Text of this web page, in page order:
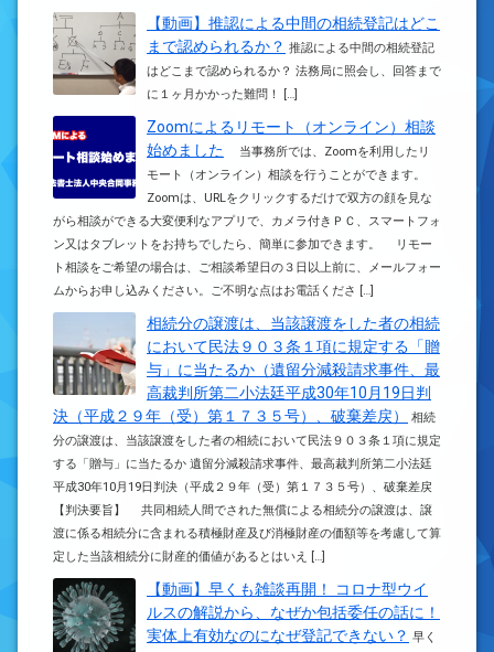
【動画】推認による中間の相続登記はどこ
まで認められるか？ 推認による中間の相続登記
はどこまで認められるか？ 法務局に照会し、回答まで
に１ヶ月かかった難問！ […]
Zoomによるリモート（オンライン）相談
始めました
当事務所では、Zoomを利用したリ
モート（オンライン）相談を行うことができます。
Zoomは、URLをクリックするだけで双方の顔を見な
がら相談ができる大変便利なアプリで、カメラ付きＰＣ、スマートフォ
ン又はタブレットをお持ちでしたら、簡単に参加できます。 リモー
ト相談をご希望の場合は、ご相談希望日の３日以上前に、メールフォー
ムからお申し込みください。ご不明な点はお電話くださ […]
相続分の譲渡は、当該譲渡をした者の相続
において民法９０３条１項に規定する「贈
与」に当たるか（遺留分減殺請求事件、最
高裁判所第二小法廷平成30年10月19日判
決（平成２９年（受）第１７３５号）、破棄差戻）
相続
分の譲渡は、当該譲渡をした者の相続において民法９０３条１項に規定
する「贈与」に当たるか 遺留分減殺請求事件、最高裁判所第二小法廷
平成30年10月19日判決（平成２９年（受）第１７３５号）、破棄差戻
【判決要旨】 共同相続人間でされた無償による相続分の譲渡は、譲
渡に係る相続分に含まれる積極財産及び消極財産の価額等を考慮して算
定した当該相続分に財産的価値があるとはいえ […]
【動画】早くも雑談再開！ コロナ型ウイ
ルスの解説から、なぜか包括委任の話に！
実体上有効なのになぜ登記できない？ 早く